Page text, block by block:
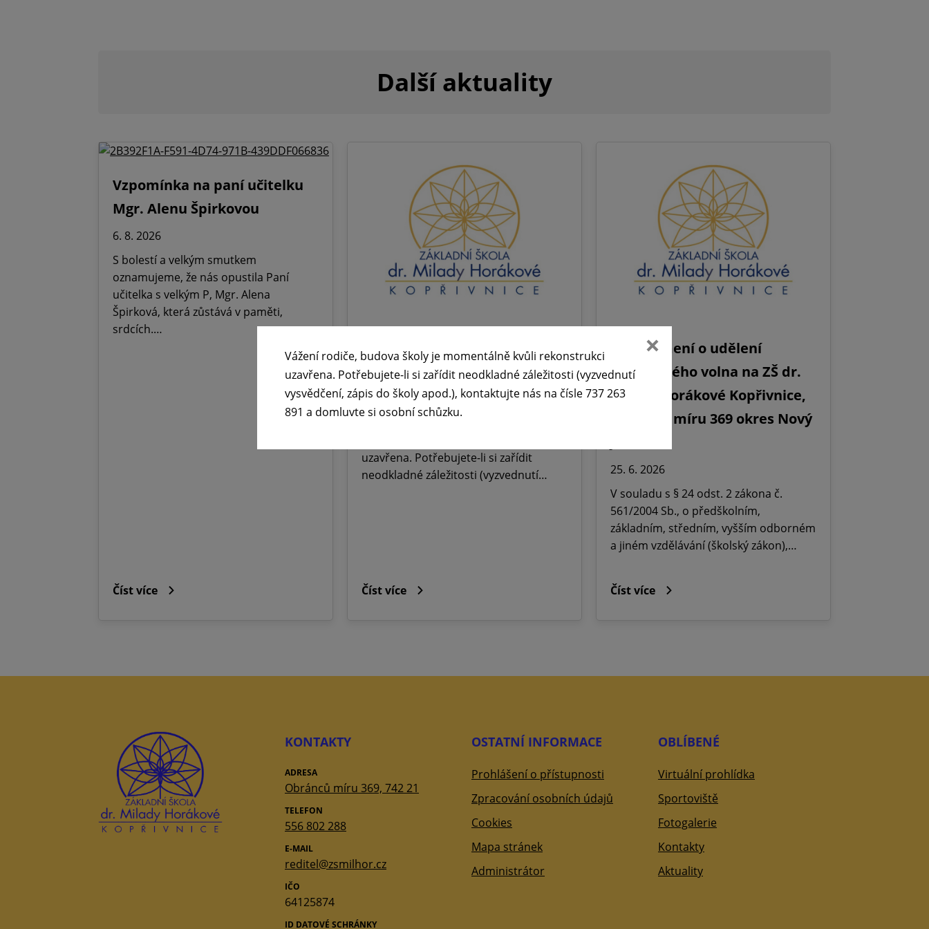
Další aktuality
Vzpomínka na paní učitelku
Mgr. Alenu Špirkovou
6. 8. 2026
S bolestí a velkým smutkem
oznamujeme, že nás opustila Paní
učitelka s velkým P, Mgr. Alena
Špirková, která zůstává v paměti,
srdcích.…
Číst více
🕧 Úřední dny v době letních
prázdnin ☀️
29. 6. 2026
uzavřena. Potřebujete-li si zařídit
neodkladné záležitosti (vyzvednutí…
Číst více
🪧Oznámení o udělení
ředitelského volna na ZŠ dr.
Milady Horákové Kopřivnice,
Obránců míru 369 okres Nový
25. 6. 2026
V souladu s § 24 odst. 2 zákona č.
561/2004 Sb., o předškolním,
základním, středním, vyšším odborném
a jiném vzdělávání (školský zákon),…
Číst více
KONTAKTY
ADRESA
Obránců míru 369, 742 21
TELEFON
556 802 288
E-MAIL
reditel@zsmilhor.cz
IČO
64125874
ID DATOVÉ SCHRÁNKY
OSTATNÍ INFORMACE
Prohlášení o přístupnosti
Zpracování osobních údajů
Cookies
Mapa stránek
Administrátor
OBLÍBENÉ
Virtuální prohlídka
Sportoviště
Fotogalerie
Kontakty
Aktuality
Vážení rodiče, budova školy je momentálně kvůli rekonstrukci
uzavřena. Potřebujete-li si zařídit neodkladné záležitosti (vyzvednutí
vysvědčení, zápis do školy apod.), kontaktujte nás na čísle 737 263
891 a domluvte si osobní schůzku.